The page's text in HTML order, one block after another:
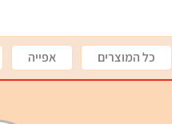
כל המוצרים אפייה